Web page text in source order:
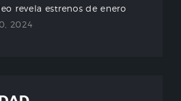
revela estrenos de enero
2024